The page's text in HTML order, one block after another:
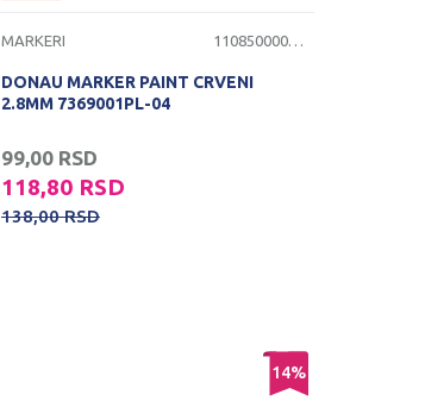
MARKERI 1108500000073
DONAU MARKER PAINT CRVENI
2.8MM 7369001PL-04
99,00 RSD
118,80 RSD
138,00RSD
14%